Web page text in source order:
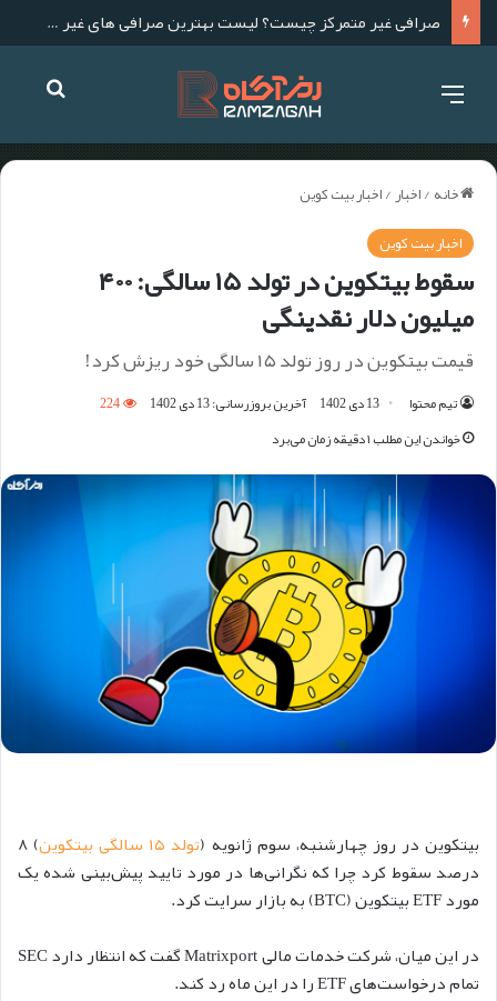
صرافی غیر متمرکز چیست؟ لیست بهترین صرافی های غیر متمرکز برای ایرانیان
خانه/اخبار/اخبار بیت کوین
اخبار بیت کوین
سقوط بیتکوین در تولد ۱۵ سالگی: ۴۰۰
میلیون دلار نقدینگی
قیمت بیتکوین در روز تولد ۱۵ سالگی خود ریزش کرد!
تیم محتوا 13 دی 1402 آخرین بروزرسانی: 13 دی 1402
224
خواندن این مطلب ۱ دقیقه زمان می‌برد
بیتکوین در روز چهارشنبه، سوم ژانویه (تولد ۱۵ سالگی بیتکوین
) ۸
درصد سقوط کرد چرا که نگرانی‌ها در مورد تایید پیش‌بینی شده یک
مورد ETF بیتکوین (BTC) به بازار سرایت کرد.
در این میان، شرکت خدمات مالی Matrixport گفت که انتظار دارد SEC
تمام درخواست‌های ETF را در این ماه رد کند.